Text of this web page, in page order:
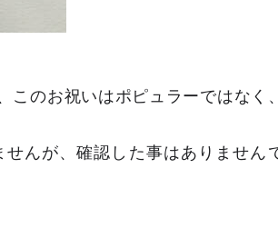
このお祝いはポピュラーではなく
んが、確認した事はありません